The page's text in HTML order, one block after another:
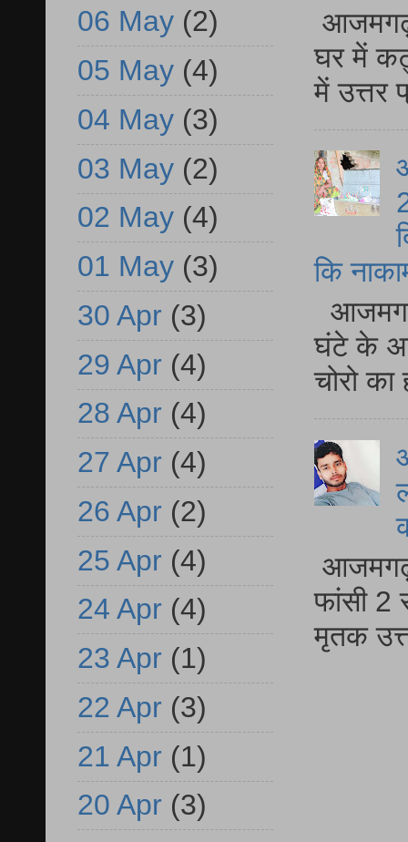
घर में
में
कि
घंटे के
चोरो
आजमगढ़
फांसी 2
मृतक
06 May (2)
05 May (4)
04 May (3)
03 May (2)
02 May (4)
01 May (3)
30 Apr (3)
29 Apr (4)
28 Apr (4)
27 Apr (4)
26 Apr (2)
25 Apr (4)
24 Apr (4)
23 Apr (1)
22 Apr (3)
21 Apr (1)
20 Apr (3)